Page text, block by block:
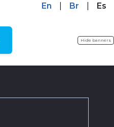
En Br Es
Hide banners